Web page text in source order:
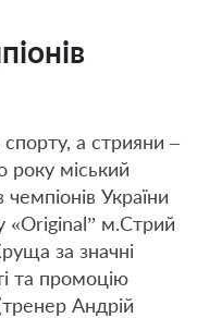
а стрияни –
року міський
України
«Original” м.Стрий
за значні
та промоцію
Андрій